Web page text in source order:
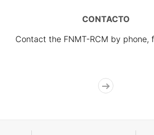
CONTACTO
Contact the FNMT-RCM by phone,